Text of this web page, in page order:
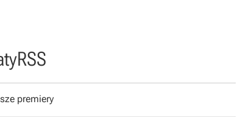
RSS
premiery